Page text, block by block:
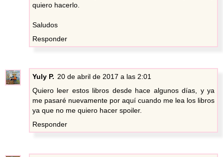
quiero hacerlo.
Saludos
Responder
Yuly P. 20 de abril de 2017 a las 2:01
Quiero leer estos libros desde hace algunos días, y ya
me pasaré nuevamente por aquí cuando me lea los libros
ya que no me quiero hacer spoiler.
Responder